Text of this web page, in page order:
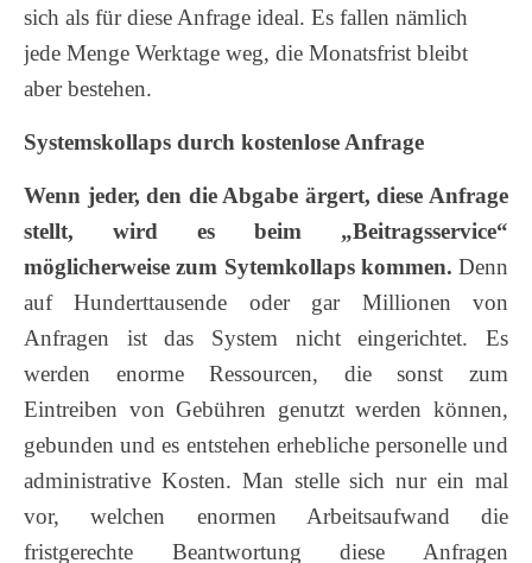
sich als für diese Anfrage ideal. Es fallen nämlich
jede Menge Werktage weg, die Monatsfrist bleibt
aber bestehen.
Systemskollaps durch kostenlose Anfrage
Wenn jeder, den die Abgabe ärgert, diese Anfrage
stellt, wird es beim „Beitragsservice“
möglicherweise zum Sytemkollaps kommen. Denn
auf Hunderttausende oder gar Millionen von
Anfragen ist das System nicht eingerichtet. Es
werden enorme Ressourcen, die sonst zum
Eintreiben von Gebühren genutzt werden können,
gebunden und es entstehen erhebliche personelle und
administrative Kosten. Man stelle sich nur ein mal
vor, welchen enormen Arbeitsaufwand die
fristgerechte Beantwortung diese Anfragen